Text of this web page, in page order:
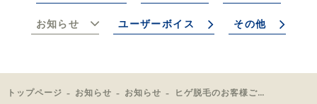
お知らせ ユーザーボイス その他
トップページ お知らせ お知らせ ヒゲ脱毛のお客様ご来店🎉